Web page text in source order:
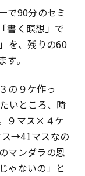
を
展
開
で90分のセミ
書く瞑想」で
を、残りの60
。
の９ケ作っ
いところ、時
９マス×４ケ
ス→41マスなの
マンダラの恩
ゃないの」と